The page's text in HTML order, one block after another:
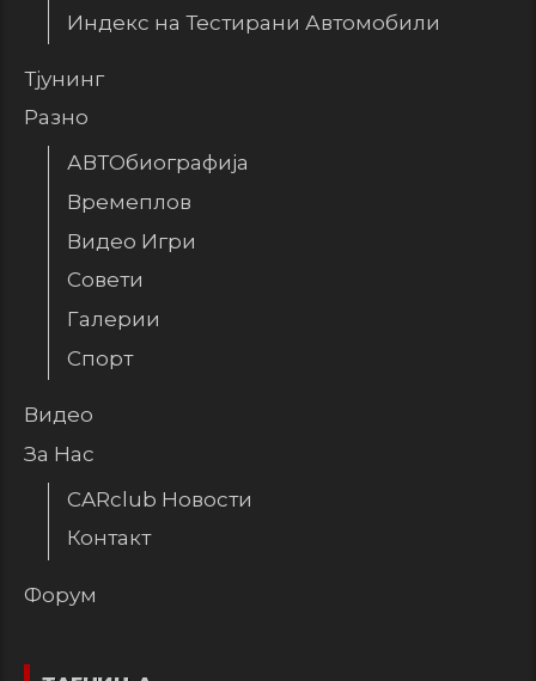
Индекс на Тестирани Автомобили
Тјунинг
Разно
АВТОбиографија
Времеплов
Видео Игри
Совети
Галерии
Спорт
Видео
За Нас
CARclub Новости
Контакт
Форум